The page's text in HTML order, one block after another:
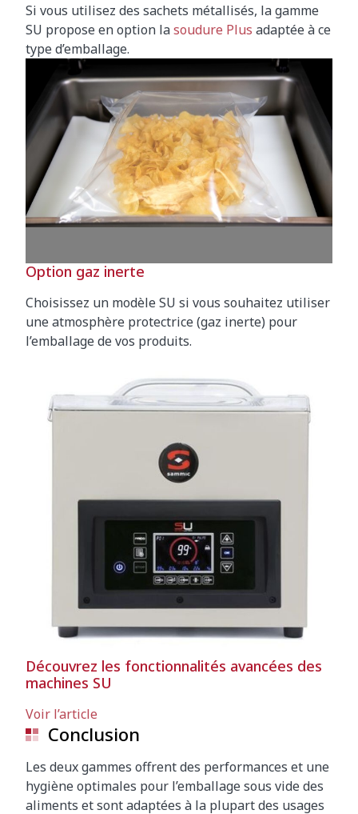
Si vous utilisez des sachets métallisés, la gamme
SU propose en option lasoudure Plus adaptée à ce
type d’emballage.
Option gaz inerte
Choisissez un modèle SU si vous souhaitez utiliser
une atmosphère protectrice (gaz inerte) pour
l’emballage de vos produits.
Découvrez les fonctionnalités avancées des
machines SU
Voir l’article
Conclusion
Les deux gammes offrent des performances et une
hygiène optimales pour l’emballage sous vide des
aliments et sont adaptées à la plupart des usages